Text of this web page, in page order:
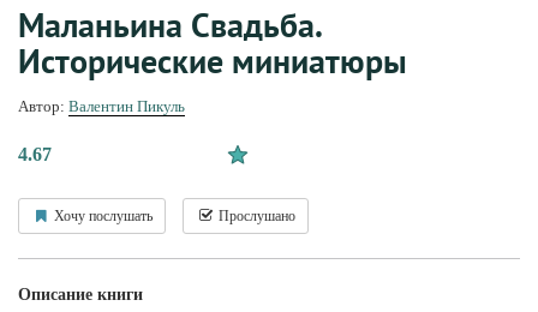
Маланьина Свадьба.
Исторические миниатюры
Автор: Валентин Пикуль
4.67
Хочу послушать Прослушано
Описание книги